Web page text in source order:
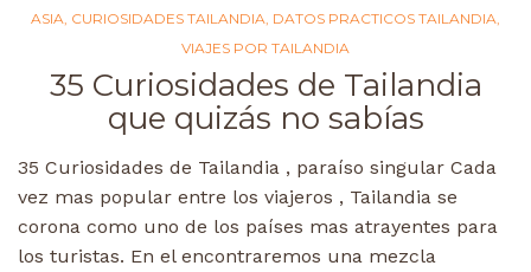
ASIA CURIOSIDADES TAILANDIA DATOS PRACTICOS TAILANDIA
VIAJES POR TAILANDIA
35 Curiosidades de Tailandia
que quizás no sabías
35 Curiosidades de Tailandia , paraíso singular Cada
vez mas popular entre los viajeros , Tailandia se
corona como uno de los países mas atrayentes para
los turistas. En el encontraremos una mezcla